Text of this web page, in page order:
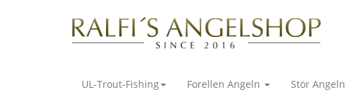
UL-Trout-Fishing Forellen Angeln Stör Angeln